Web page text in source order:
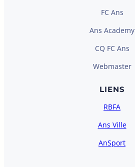
FC Ans
Ans Academy
CQ FC Ans
Webmaster
LIENS
RBFA
Ans Ville
AnSport